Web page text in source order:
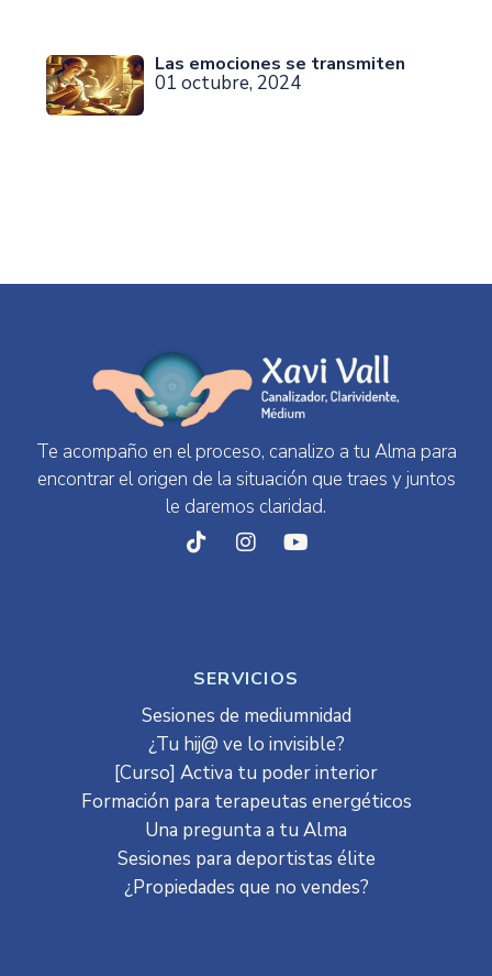
Las emociones se transmiten
01 octubre, 2024
Te acompaño en el proceso, canalizo a tu Alma para
encontrar el origen de la situación que traes y juntos
le daremos claridad.
SERVICIOS
Sesiones de mediumnidad
¿Tu hij@ ve lo invisible?
[Curso] Activa tu poder interior
Formación para terapeutas energéticos
Una pregunta a tu Alma
Sesiones para deportistas élite
¿Propiedades que no vendes?